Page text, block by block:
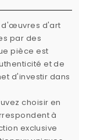
d'œuvres d'art
par des
pièce est
et de
d'investir dans
choisir en
à
exclusive